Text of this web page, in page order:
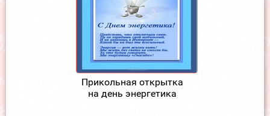
Прикольная открытка
на день энергетика